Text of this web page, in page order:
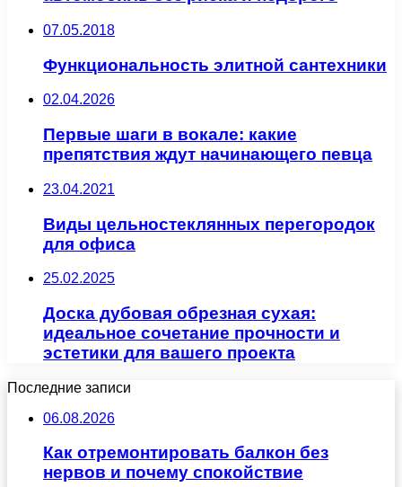
07.05.2018
Функциональность элитной сантехники
02.04.2026
Первые шаги в вокале: какие
препятствия ждут начинающего певца
23.04.2021
Виды цельностеклянных перегородок
для офиса
25.02.2025
Доска дубовая обрезная сухая:
идеальное сочетание прочности и
эстетики для вашего проекта
Последние записи
06.08.2026
Как отремонтировать балкон без
нервов и почему спокойствие